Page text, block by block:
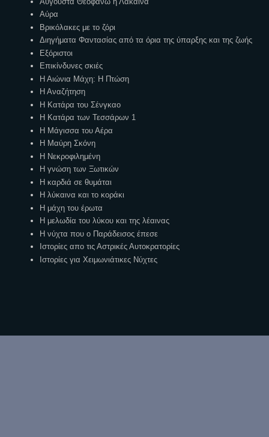
Αύρα
Βρικόλακες με το ζόρι
Διηγήματα Φαντασίας από τα όρια της ύπαρξης και της ζωής
Εξόριστοι
Επικίνδυνες σκιές
Η Αιώνια Μάχη: Η Πτώση
Η Αναζήτηση
Η Κατάρα του Σένγκαο
Η Κατάρα των Τεσσάρων 1
Η Μάγισσα του Αέρα
Η Μαύρη Σκόνη
Η Νεκροφιλημένη
Η γνώση των Ξωτικών
Η καρδιά σε θυμάται
Η λύκαινα και το κοράκι
Η μάχη του έρωτα
Η μελωδία του λύκου και της λέαινας
Η νύχτα που ο Παράδεισος έπεσε
Ιστορίες απο τις Αστρικές Αυτοκρατορίες
Ιστορίες για Χειμωνιάτικες Νύχτες